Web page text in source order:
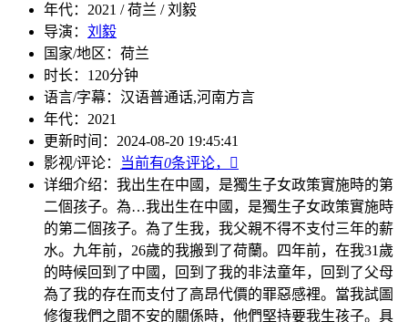
年代： 2021 / 荷兰 / 刘毅
导演： 刘毅
国家/地区： 荷兰
时长： 120分钟
语言/字幕： 汉语普通话,河南方言
年代： 2021
更新时间： 2024-08-20 19:45:41
影视/评论：
当前有0条评论，

详细介绍： 我出生在中國，是獨生子女政策實施時的第
二個孩子。為…我出生在中國，是獨生子女政策實施時
的第二個孩子。為了生我，我父親不得不支付三年的薪
水。九年前，26歲的我搬到了荷蘭。四年前，在我31歲
的時候回到了中國，回到了我的非法童年，回到了父母
為了我的存在而支付了高昂代價的罪惡感裡。當我試圖
修復我們之間不安的關係時，他們堅持要我生孩子。具